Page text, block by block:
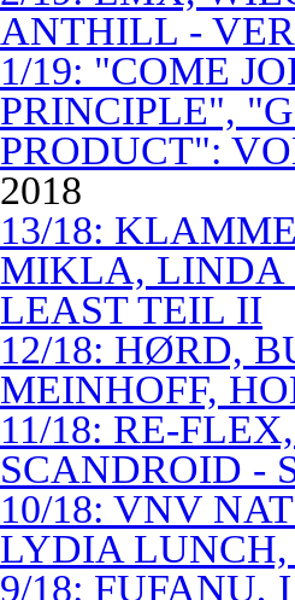
ANTHILL -
1/19: "COME
PRINCIPLE",
PRODUCT":
2018
13/18:
MIKLA, LINDA
LEAST TEIL II
12/18: HØRD,
MEINHOFF,
11/18: RE-
SCANDROID -
10/18: VNV
LYDIA LUNCH,
9/18: FUFANU,